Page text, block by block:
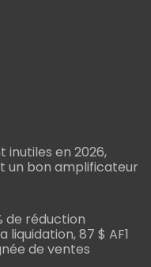
inutiles en 2026,
un bon amplificateur
de réduction
87 $ AF1
de ventes